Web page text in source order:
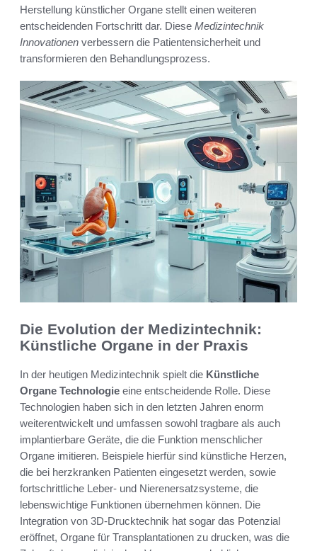
Herstellung künstlicher Organe stellt einen weiteren
entscheidenden Fortschritt dar. Diese Medizintechnik
Innovationen verbessern die Patientensicherheit und
transformieren den Behandlungsprozess.
Die Evolution der Medizintechnik:
Künstliche Organe in der Praxis
In der heutigen Medizintechnik spielt die Künstliche
Organe Technologie eine entscheidende Rolle. Diese
Technologien haben sich in den letzten Jahren enorm
weiterentwickelt und umfassen sowohl tragbare als auch
implantierbare Geräte, die die Funktion menschlicher
Organe imitieren. Beispiele hierfür sind künstliche Herzen,
die bei herzkranken Patienten eingesetzt werden, sowie
fortschrittliche Leber- und Nierenersatzsysteme, die
lebenswichtige Funktionen übernehmen können. Die
Integration von 3D-Drucktechnik hat sogar das Potenzial
eröffnet, Organe für Transplantationen zu drucken, was die